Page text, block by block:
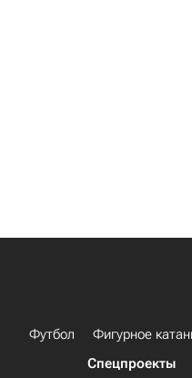
Футбол Фигурное
Спецпроекты